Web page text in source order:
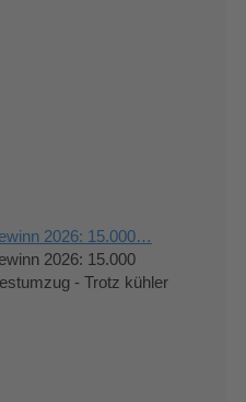
2026: 15.000…
2026: 15.000
- Trotz kühler